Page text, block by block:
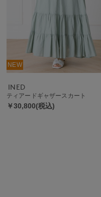
NEW
INED
ティアードギャザースカート
￥30,800(税込)